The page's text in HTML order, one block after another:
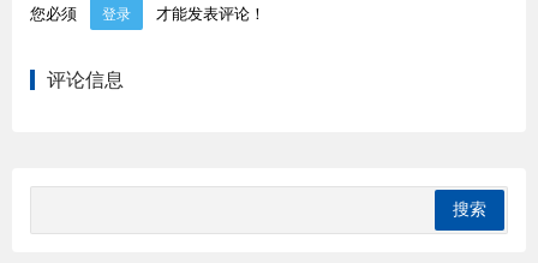
您必须 登录 才能发表评论！
评论信息